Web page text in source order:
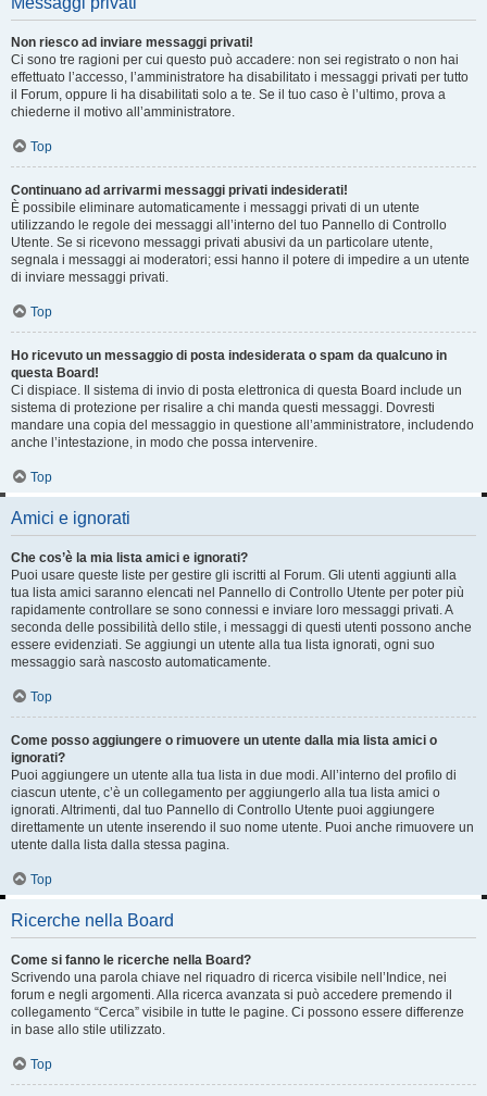
Non riesco ad inviare messaggi privati!
Ci sono tre ragioni per cui questo può accadere: non sei registrato o non hai
effettuato l’accesso, l’amministratore ha disabilitato i messaggi privati per tutto
il Forum, oppure li ha disabilitati solo a te. Se il tuo caso è l’ultimo, prova a
chiederne il motivo all’amministratore.
Top
Continuano ad arrivarmi messaggi privati indesiderati!
È possibile eliminare automaticamente i messaggi privati ​​di un utente
utilizzando le regole dei messaggi all’interno del tuo Pannello di Controllo
Utente. Se si ricevono messaggi privati ​​abusivi da un particolare utente,
segnala i messaggi ai moderatori; essi hanno il potere di impedire a un utente
di inviare messaggi privati​​.
Top
Ho ricevuto un messaggio di posta indesiderata o spam da qualcuno in
questa Board!
Ci dispiace. Il sistema di invio di posta elettronica di questa Board include un
sistema di protezione per risalire a chi manda questi messaggi. Dovresti
mandare una copia del messaggio in questione all’amministratore, includendo
anche l’intestazione, in modo che possa intervenire.
Top
Amici e ignorati
Che cos’è la mia lista amici e ignorati?
Puoi usare queste liste per gestire gli iscritti al Forum. Gli utenti aggiunti alla
tua lista amici saranno elencati nel Pannello di Controllo Utente per poter più
rapidamente controllare se sono connessi e inviare loro messaggi privati. A
seconda delle possibilità dello stile, i messaggi di questi utenti possono anche
essere evidenziati. Se aggiungi un utente alla tua lista ignorati, ogni suo
messaggio sarà nascosto automaticamente.
Top
Come posso aggiungere o rimuovere un utente dalla mia lista amici o
ignorati?
Puoi aggiungere un utente alla tua lista in due modi. All’interno del profilo di
ciascun utente, c’è un collegamento per aggiungerlo alla tua lista amici o
ignorati. Altrimenti, dal tuo Pannello di Controllo Utente puoi aggiungere
direttamente un utente inserendo il suo nome utente. Puoi anche rimuovere un
utente dalla lista dalla stessa pagina.
Top
Ricerche nella Board
Come si fanno le ricerche nella Board?
Scrivendo una parola chiave nel riquadro di ricerca visibile nell’Indice, nei
forum e negli argomenti. Alla ricerca avanzata si può accedere premendo il
collegamento “Cerca” visibile in tutte le pagine. Ci possono essere differenze
in base allo stile utilizzato.
Top